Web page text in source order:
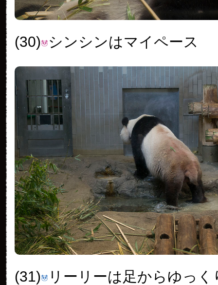
(30) シンシンはマイペース
(31) リーリーは足からゆっく